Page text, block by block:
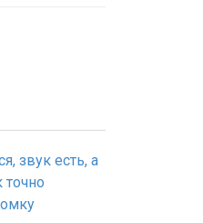
звук есть, а
точно